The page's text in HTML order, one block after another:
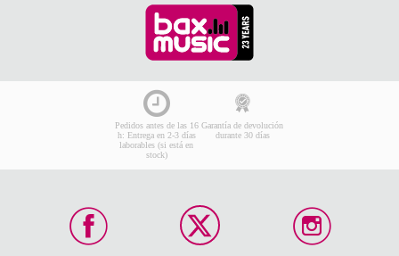
Pedidos antes de las 16
h: Entrega en 2-3 días
laborables (si está en
stock)
Garantía de devolución
durante 30 días